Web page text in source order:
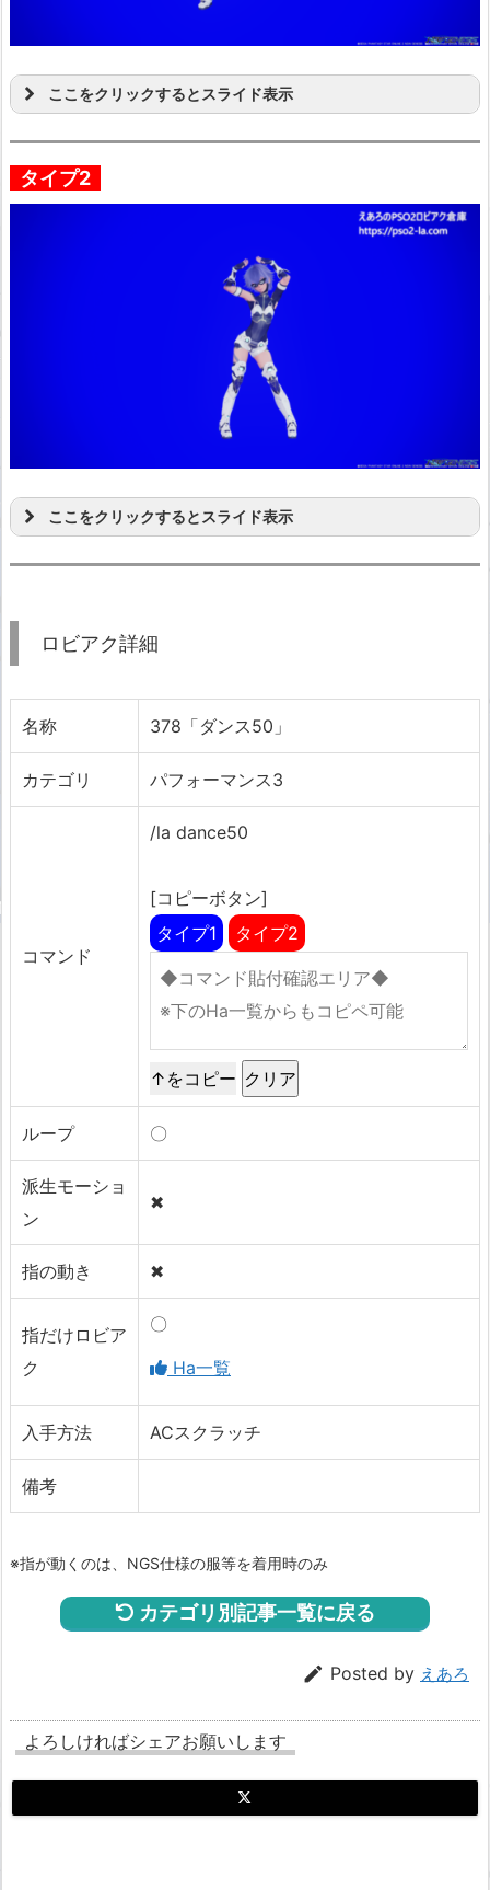
ここをクリックするとスライド表示
タイプ2
ここをクリックするとスライド表示
ロビアク詳細
名称 378「ダンス50」
カテゴリ パフォーマンス3
コマンド
/la dance50
[コピーボタン]
タイプ1
タイプ2
↑をコピー
ループ 〇
派生モーショ
ン
✖
指の動き ✖
指だけロビア
ク
〇
Ha一覧
入手方法 ACスクラッチ
備考
※指が動くのは、NGS仕様の服等を着用時のみ
カテゴリ別記事一覧に戻る
 Posted by えあろ
よろしければシェアお願いします